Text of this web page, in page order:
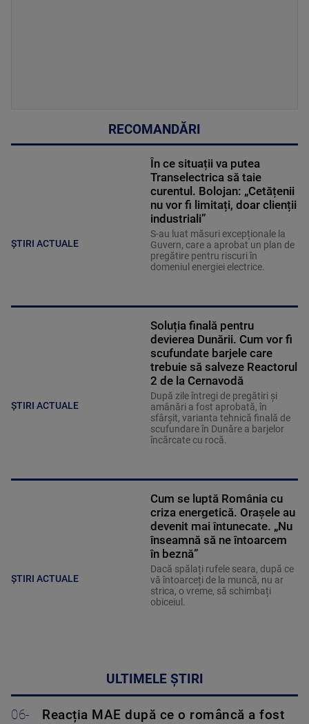
RECOMANDĂRI
ȘTIRI ACTUALE
În ce situații va putea
Transelectrica să taie
curentul. Bolojan: „Cetățenii
nu vor fi limitați, doar clienții
industriali”
S-au luat măsuri excepționale la
Guvern, care a aprobat un plan de
pregătire pentru riscuri în
domeniul energiei electrice.
ȘTIRI ACTUALE
Soluția finală pentru
devierea Dunării. Cum vor fi
scufundate barjele care
trebuie să salveze Reactorul
2 de la Cernavodă
După zile întregi de pregătiri și
amânări a fost aprobată, în
sfârșit, varianta tehnică finală de
scufundare în Dunăre a barjelor
încărcate cu rocă.
ȘTIRI ACTUALE
Cum se luptă România cu
criza energetică. Orașele au
devenit mai întunecate. „Nu
înseamnă să ne întoarcem
în beznă”
Dacă spălați rufele seara, după ce
vă întoarceți de la muncă, nu ar
strica, o vreme, să schimbați
obiceiul.
ULTIMELE ȘTIRI
06-
Reacția MAE după ce o româncă a fost